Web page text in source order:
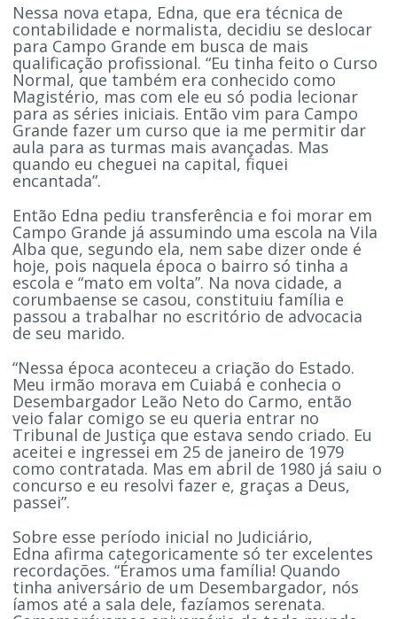
Nessa nova etapa, Edna, que era técnica de
contabilidade e normalista, decidiu se deslocar
para Campo Grande em busca de mais
qualificação profissional. “Eu tinha feito o Curso
Normal, que também era conhecido como
Magistério, mas com ele eu só podia lecionar
para as séries iniciais. Então vim para Campo
Grande fazer um curso que ia me permitir dar
aula para as turmas mais avançadas. Mas
quando eu cheguei na capital, fiquei
encantada”.
Então Edna pediu transferência e foi morar em
Campo Grande já assumindo uma escola na Vila
Alba que, segundo ela, nem sabe dizer onde é
hoje, pois naquela época o bairro só tinha a
escola e “mato em volta”. Na nova cidade, a
corumbaense se casou, constituiu família e
passou a trabalhar no escritório de advocacia
de seu marido.
“Nessa época aconteceu a criação do Estado.
Meu irmão morava em Cuiabá e conhecia o
Desembargador Leão Neto do Carmo, então
veio falar comigo se eu queria entrar no
Tribunal de Justiça que estava sendo criado. Eu
aceitei e ingressei em 25 de janeiro de 1979
como contratada. Mas em abril de 1980 já saiu o
concurso e eu resolvi fazer e, graças a Deus,
passei”.
Sobre esse período inicial no Judiciário,
Edna afirma categoricamente só ter excelentes
recordações. “Éramos uma família! Quando
tinha aniversário de um Desembargador, nós
íamos até a sala dele, fazíamos serenata.